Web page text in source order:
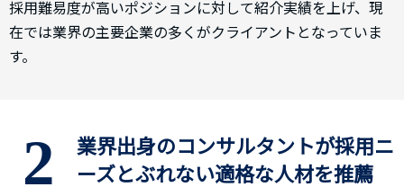
採用難易度が高いポジションに対して紹介実績を上げ、現
在では業界の主要企業の多くがクライアントとなっていま
す。
2
業界出身のコンサルタントが採用ニ
ーズとぶれない適格な人材を推薦